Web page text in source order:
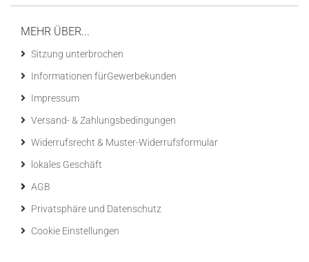
MEHR ÜBER...
Sitzung unterbrochen
Informationen fürGewerbekunden
Impressum
Versand- & Zahlungsbedingungen
Widerrufsrecht & Muster-Widerrufsformular
lokales Geschäft
AGB
Privatsphäre und Datenschutz
Cookie Einstellungen